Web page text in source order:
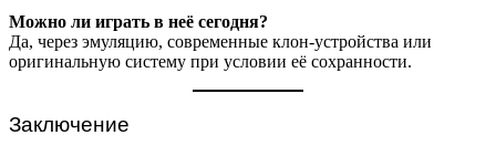
Можно ли играть в неё сегодня?
Да, через эмуляцию, современные клон-устройства или
оригинальную систему при условии её сохранности.
Заключение